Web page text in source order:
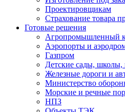
Проектировщикам
Страхование товара
Готовые решения
Агропромышленный
Аэропорты и
Газпром
Детские сады, школы,
Железные дороги и
Министерство
Морские и речные
НПЗ